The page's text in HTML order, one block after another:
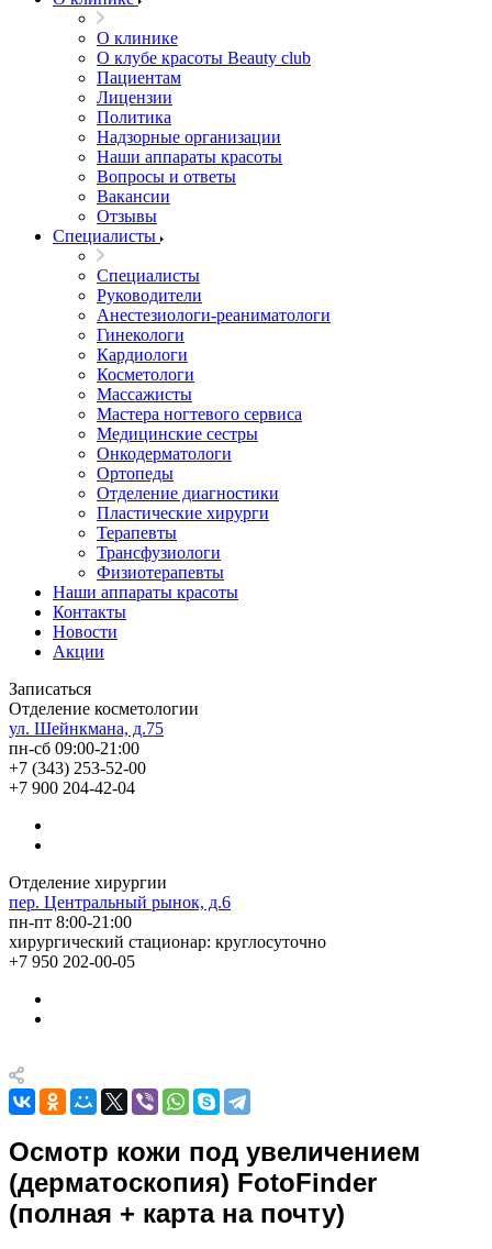
О клинике
О клубе красоты Beauty club
Пациентам
Лицензии
Политика
Надзорные организации
Наши аппараты красоты
Вопросы и ответы
Вакансии
Отзывы
Специалисты
Специалисты
Руководители
Анестезиологи-реаниматологи
Гинекологи
Кардиологи
Косметологи
Массажисты
Мастера ногтевого сервиса
Медицинские сестры
Онкодерматологи
Ортопеды
Отделение диагностики
Пластические хирурги
Терапевты
Трансфузиологи
Физиотерапевты
Наши аппараты красоты
Контакты
Новости
Акции
Записаться
Отделение косметологии
ул. Шейнкмана, д.75
пн-сб 09:00-21:00
+7 (343) 253-52-00
+7 900 204-42-04
Отделение хирургии
пер. Центральный рынок, д.6
пн-пт 8:00-21:00
хирургический стационар: круглосуточно
+7 950 202-00-05
Осмотр кожи под увеличением
(дерматоскопия) FotoFinder
(полная + карта на почту)